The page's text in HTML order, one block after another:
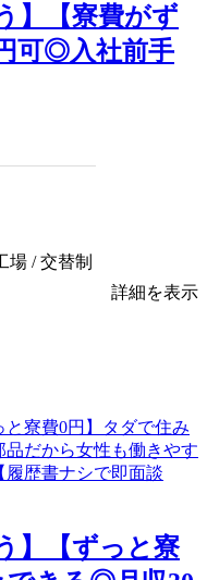
】【寮費がず
可◎入社前手
場 / 交替制
詳細を表示
】【ずっと寮